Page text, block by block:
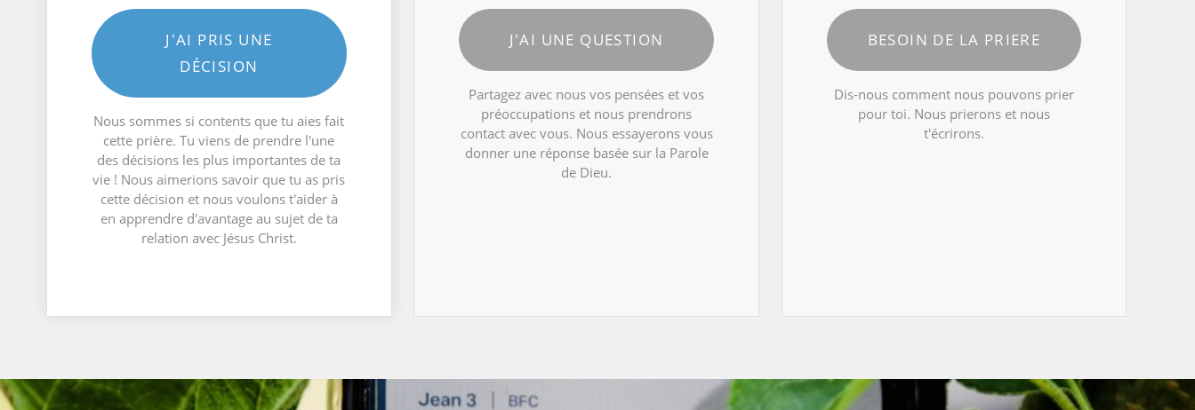
J'AI PRIS UNE
DÉCISION
Nous sommes si contents que tu aies fait
cette prière. Tu viens de prendre l'une
des décisions les plus importantes de ta
vie ! Nous aimerions savoir que tu as pris
cette décision et nous voulons t'aider à
en apprendre d'avantage au sujet de ta
relation avec Jésus Christ.
J'AI UNE QUESTION
Partagez avec nous vos pensées et vos
préoccupations et nous prendrons
contact avec vous. Nous essayerons vous
donner une réponse basée sur la Parole
de Dieu.
BESOIN DE LA PRIERE
Dis-nous comment nous pouvons prier
pour toi. Nous prierons et nous
t'écrirons.